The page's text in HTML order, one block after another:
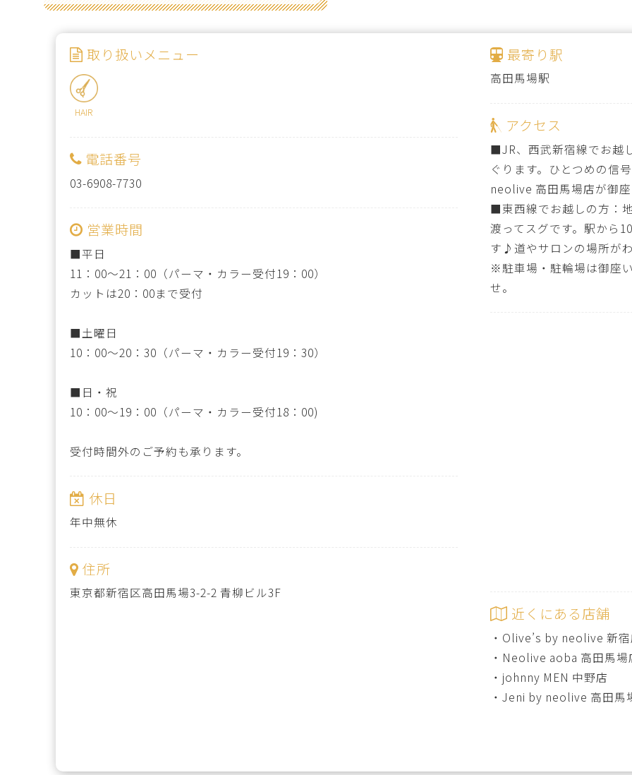
取り扱いメニュー
HAIR
電話番号
03-6908-7730
営業時間
■平日
11：00～21：00（パーマ・カラー受付19：00）
カットは20：00まで受付
■土曜日
10：00～20：30（パーマ・カラー受付19：30）
■日・祝
10：00～19：00（パーマ・カラー受付18：00)
受付時間外のご予約も承ります。
休日
年中無休
住所
東京都新宿区高田馬場3-2-2 青柳ビル3F
最寄り駅
高田馬場駅
アクセス
■JR、西武新宿線でお越
ぐります。ひとつめの信
neolive 高田馬場店が御
■東西線でお越しの方：
渡ってスグです。駅から
す♪道やサロンの場所が
※駐車場・駐輪場は御座
せ。
近くにある店舗
・ Olive’s by neolive 新宿
・ Neolive aoba 高田馬場
・ johnny MEN 中野店
・ Jeni by neolive 高田馬